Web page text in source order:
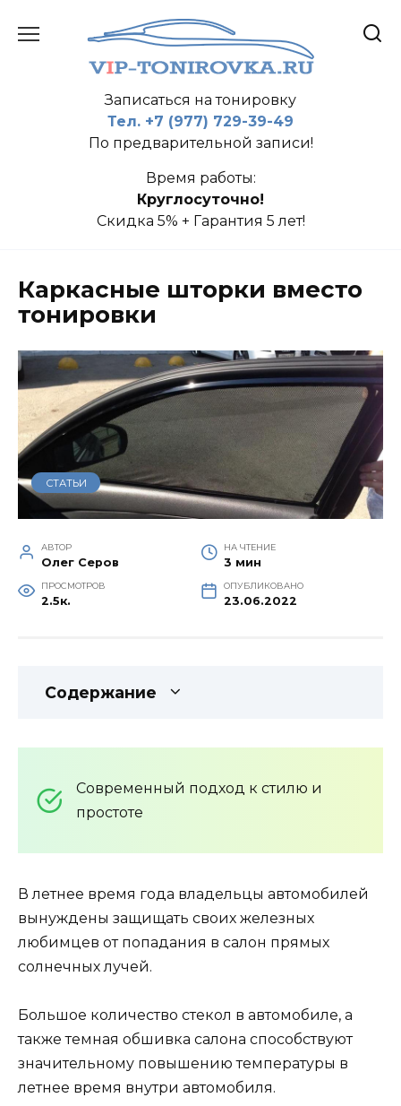
Записаться на тонировку
Тел. +7 (977) 729-39-49
По предварительной записи!
Время работы:
Круглосуточно!
Скидка 5% + Гарантия 5 лет!
Каркасные шторки вместо
тонировки
СТАТЬИ
АВТОР
Олег Серов
НА ЧТЕНИЕ
3 мин
ПРОСМОТРОВ
2.5к.
ОПУБЛИКОВАНО
23.06.2022
Содержание
Современный подход к стилю и
простоте
В летнее время года владельцы автомобилей
вынуждены защищать своих железных
любимцев от попадания в салон прямых
солнечных лучей.
Большое количество стекол в автомобиле, а
также темная обшивка салона способствуют
значительному повышению температуры в
летнее время внутри автомобиля.